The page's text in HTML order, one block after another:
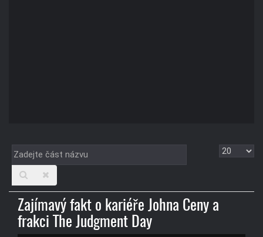
Zadejte
část
názvu
Zobrazit
Zajímavý fakt o kariéře Johna Ceny a
frakci The Judgment Day